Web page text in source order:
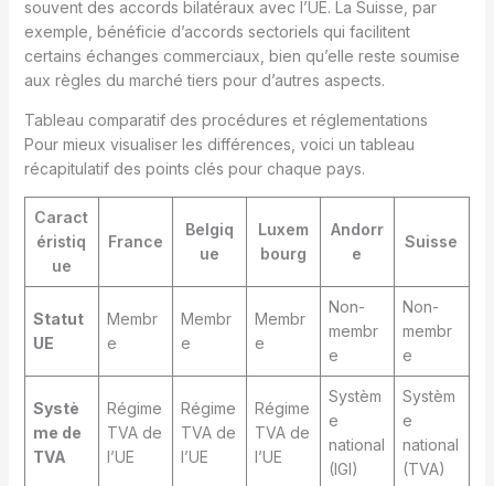
souvent des accords bilatéraux avec l’UE. La Suisse, par
exemple, bénéficie d’accords sectoriels qui facilitent
certains échanges commerciaux, bien qu’elle reste soumise
aux règles du marché tiers pour d’autres aspects.
Tableau comparatif des procédures et réglementations
Pour mieux visualiser les différences, voici un tableau
récapitulatif des points clés pour chaque pays.
Caract
éristiq
ue
France
Belgiq
ue
Luxem
bourg
Andorr
e
Suisse
Statut
UE
Membr
e
Membr
e
Membr
e
Non-
membr
e
Non-
membr
e
Systè
me de
TVA
Régime
TVA de
l’UE
Régime
TVA de
l’UE
Régime
TVA de
l’UE
Systèm
e
national
(IGI)
Systèm
e
national
(TVA)